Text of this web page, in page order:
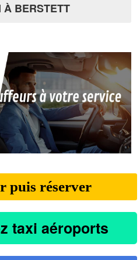
À BERSTETT
puis réserver
taxi aéroports